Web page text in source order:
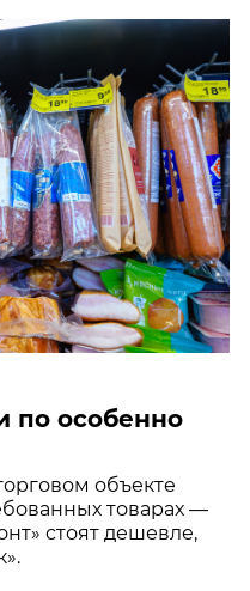
по особенно
объекте
товарах —
стоят дешевле,